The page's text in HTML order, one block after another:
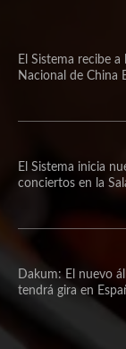
El Sistema recibe
Nacional de China
El Sistema inicia
conciertos en la
Dakum: El nuevo
tendrá gira en